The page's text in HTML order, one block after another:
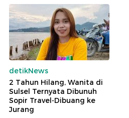
detikNews
2 Tahun Hilang, Wanita di
Sulsel Ternyata Dibunuh
Sopir Travel-Dibuang ke
Jurang